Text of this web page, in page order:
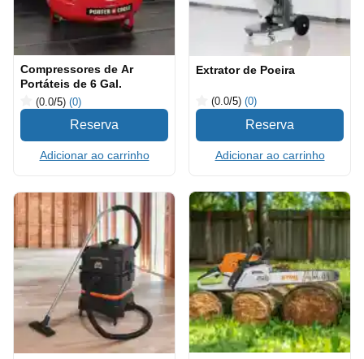
Compressores de Ar
Portáteis de 6 Gal.
(0.0/5) (0)
Adicionar ao carrinho
Extrator de Poeira
(0.0/5) (0)
Adicionar ao carrinho